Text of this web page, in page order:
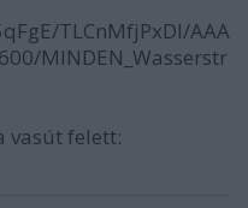
TLCnMfjPxDI/AAA
MINDEN_Wasserstr
vasút felett: